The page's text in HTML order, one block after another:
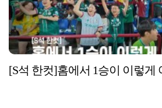
[S석 한컷]홈에서 1승이 이렇게